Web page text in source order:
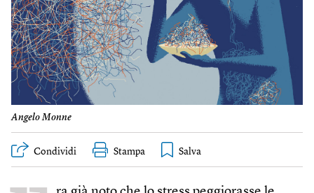
Angelo Monne
Condividi Stampa